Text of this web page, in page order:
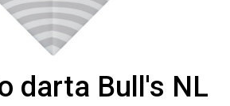
darta Bull's NL